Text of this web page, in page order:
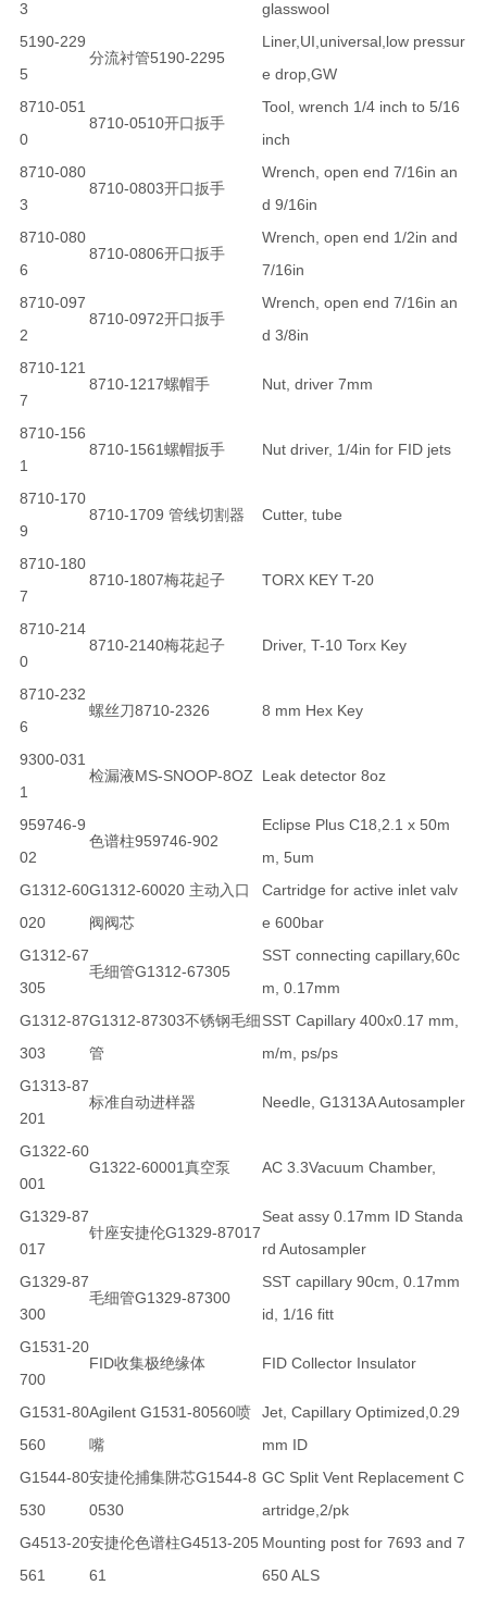
3
glasswool
5190-229
5
分流衬管5190-2295
Liner,UI,universal,low pressur
e drop,GW
8710-051
0
8710-0510开口扳手
Tool, wrench 1/4 inch to 5/16
inch
8710-080
3
8710-0803开口扳手
Wrench, open end 7/16in an
d 9/16in
8710-080
6
8710-0806开口扳手
Wrench, open end 1/2in and
7/16in
8710-097
2
8710-0972开口扳手
Wrench, open end 7/16in an
d 3/8in
8710-121
7
8710-1217螺帽手 Nut, driver 7mm
8710-156
1
8710-1561螺帽扳手 Nut driver, 1/4in for FID jets
8710-170
9
8710-1709 管线切割器 Cutter, tube
8710-180
7
8710-1807梅花起子 TORX KEY T-20
8710-214
0
8710-2140梅花起子 Driver, T-10 Torx Key
8710-232
6
螺丝刀8710-2326 8 mm Hex Key
9300-031
1
检漏液MS-SNOOP-8OZ Leak detector 8oz
959746-9
02
色谱柱959746-902
Eclipse Plus C18,2.1 x 50m
m, 5um
G1312-60
020
G1312-60020 主动入口
阀阀芯
Cartridge for active inlet valv
e 600bar
G1312-67
305
毛细管G1312-67305
SST connecting capillary,60c
m, 0.17mm
G1312-87
303
G1312-87303不锈钢毛细
管
SST Capillary 400x0.17 mm,
m/m, ps/ps
G1313-87
201
标准自动进样器 Needle, G1313A Autosampler
G1322-60
001
G1322-60001真空泵 AC 3.3Vacuum Chamber,
G1329-87
017
针座安捷伦G1329-87017
Seat assy 0.17mm ID Standa
rd Autosampler
G1329-87
300
毛细管G1329-87300
SST capillary 90cm, 0.17mm
id, 1/16 fitt
G1531-20
700
FID收集极绝缘体 FID Collector Insulator
G1531-80
560
Agilent G1531-80560喷
嘴
Jet, Capillary Optimized,0.29
mm ID
G1544-80
530
安捷伦捕集阱芯G1544-8
0530
GC Split Vent Replacement C
artridge,2/pk
G4513-20
561
安捷伦色谱柱G4513-205
61
Mounting post for 7693 and 7
650 ALS